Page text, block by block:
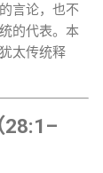
言论，也不
的代表。本
太传统释
28:1–